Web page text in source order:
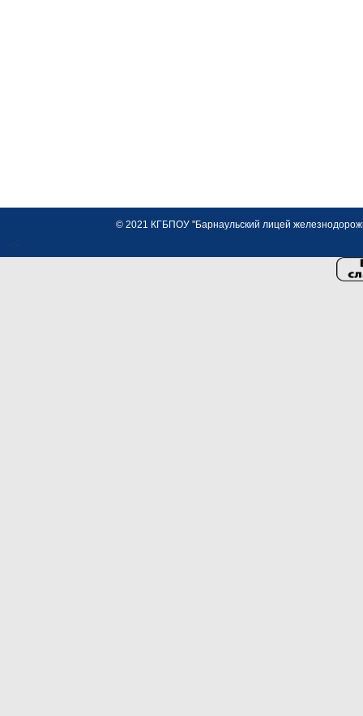
© 2021 КГБПОУ "Барнаульский лицей
<>